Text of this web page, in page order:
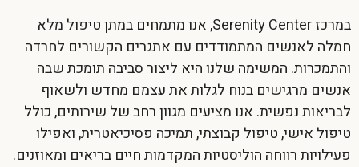
במרכז Serenity Center, אנו מתמחים במתן טיפול מלא
חמלה לאנשים המתמודדים עם אתגרים הקשורים לחרדה
והתמכרות. המשימה שלנו היא ליצור סביבה תומכת שבה
אנשים מרגישים בנוח לגלות את עצמם מחדש ולשאוף
לבריאות נפשית. אנו מציעים מגוון רחב של שירותים, כולל
טיפול אישי, טיפול קבוצתי, תמיכה פסיכיאטרית, ואפילו
פעילויות רווחה הוליסטיות המקדמות חיים בריאים ומאוזנים.